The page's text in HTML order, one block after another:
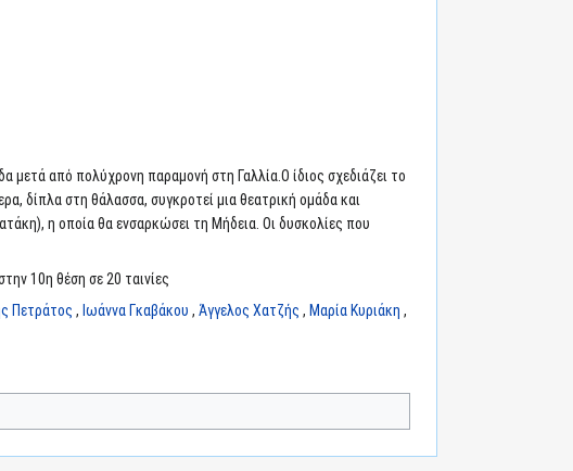
από πολύχρονη παραμονή στη Γαλλία.Ο ίδιος σχεδιάζει το
δίπλα στη θάλασσα, συγκροτεί μια θεατρική ομάδα και
η οποία θα ενσαρκώσει τη Μήδεια. Οι δυσκολίες που
10η θέση σε 20 ταινίες
Πετράτος , Ιωάννα Γκαβάκου , Άγγελος Χατζής , Μαρία Κυριάκη ,